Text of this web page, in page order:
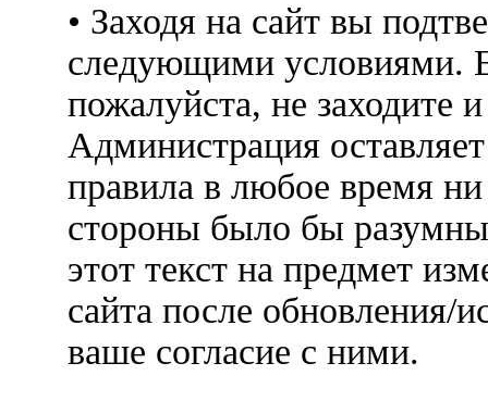
• Заходя на сайт вы
следующими условиями.
пожалуйста, не заходите
Администрация
правила в любое время
стороны было бы
этот текст на предмет
сайта после обновления/
ваше согласие с ними.